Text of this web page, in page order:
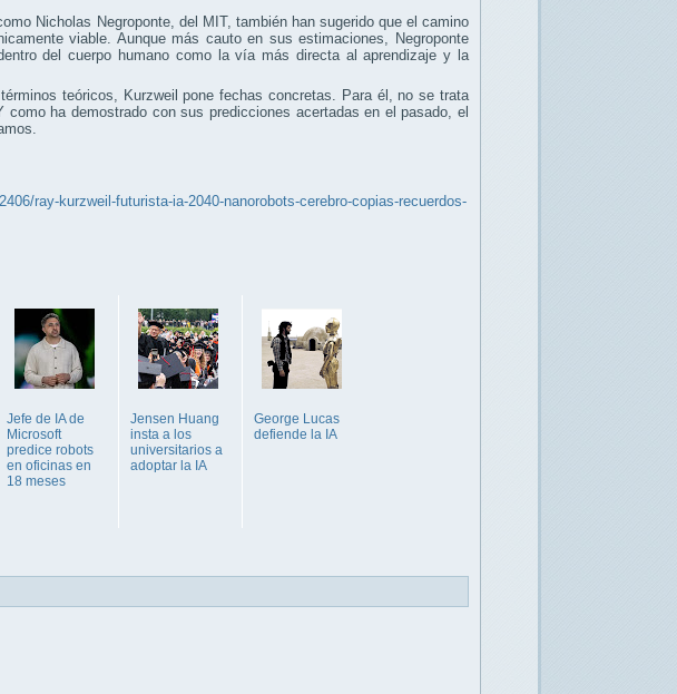
Nicholas Negroponte, del MIT, también han sugerido que el camino
viable. Aunque más cauto en sus estimaciones, Negroponte
del cuerpo humano como la vía más directa al aprendizaje y la
teóricos, Kurzweil pone fechas concretas. Para él, no se trata
ha demostrado con sus predicciones acertadas en el pasado, el
ray-kurzweil-futurista-ia-2040-nanorobots-cerebro-copias-recuerdos-
Jefe de IA de
Microsoft
predice robots
en oficinas en
18 meses
Jensen Huang
insta a los
universitarios a
adoptar la IA
George Lucas
defiende la IA